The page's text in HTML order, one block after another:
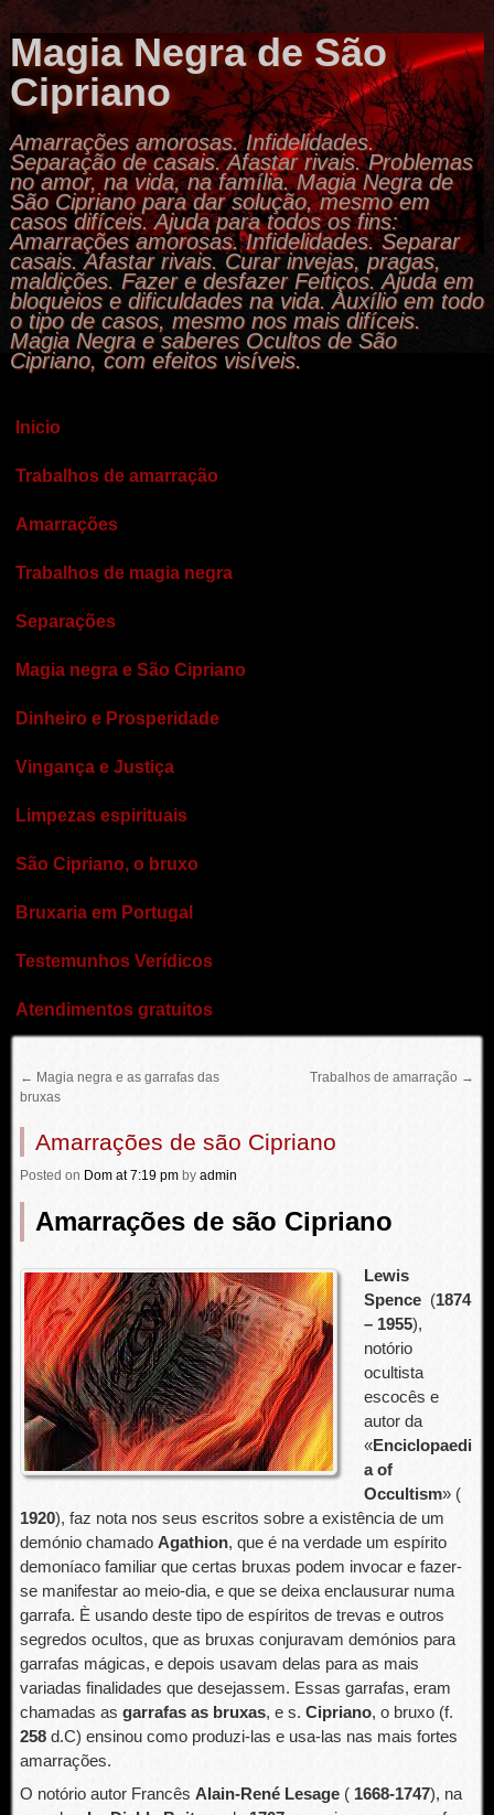
Magia Negra de São
Cipriano
Amarrações amorosas. Infidelidades.
Separação de casais. Afastar rivais. Problemas
no amor, na vida, na família. Magia Negra de
São Cipriano para dar solução, mesmo em
casos difíceis. Ajuda para todos os fins:
Amarrações amorosas. Infidelidades. Separar
casais. Afastar rivais. Curar invejas, pragas,
maldições. Fazer e desfazer Feitiços. Ajuda em
bloqueios e dificuldades na vida. Auxílio em todo
o tipo de casos, mesmo nos mais difíceis.
Magia Negra e saberes Ocultos de São
Cipriano, com efeitos visíveis.
Inicio
Trabalhos de amarração
Amarrações
Trabalhos de magia negra
Separações
Magia negra e São Cipriano
Dinheiro e Prosperidade
Vingança e Justiça
Limpezas espirituais
São Cipriano, o bruxo
Bruxaria em Portugal
Testemunhos Verídicos
Atendimentos gratuitos
← Magia negra e as garrafas das
bruxas
Trabalhos de amarração →
Amarrações de são Cipriano
Posted on Dom at 7:19 pm by admin
Amarrações de são Cipriano
Lewis
Spence(1874
– 1955),
notório
ocultista
escocês e
autor da
«Enciclopaedi
a of
Occultism» (
1920), faz nota nos seus escritos sobre a existência de um
demónio chamado Agathion, que é na verdade um espírito
demoníaco familiar que certas bruxas podem invocar e fazer-
se manifestar ao meio-dia, e que se deixa enclausurar numa
garrafa. È usando deste tipo de espíritos de trevas e outros
segredos ocultos, que as bruxas conjuravam demónios para
garrafas mágicas, e depois usavam delas para as mais
variadas finalidades que desejassem. Essas garrafas, eram
chamadas as garrafas as bruxas, e s. Cipriano, o bruxo (f.
258d.C) ensinou como produzi-las e usa-las nas mais fortes
amarrações.
O notório autor Francês Alain-René Lesage( 1668-1747), na